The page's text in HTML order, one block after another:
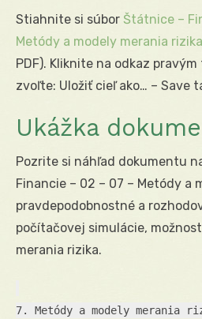
Stiahnite si súbor Štátnice –
Metódy a modely merania rizika
PDF). Kliknite na odkaz
zvoľte: Uložiť cieľ ako… – Save
Ukážka
Pozrite si náhľad dokumentu
Financie – 02 – 07 – Metódy a
pravdepodobnostné a
počítačovej simulácie,
merania rizika.
7. Metódy a modely merania